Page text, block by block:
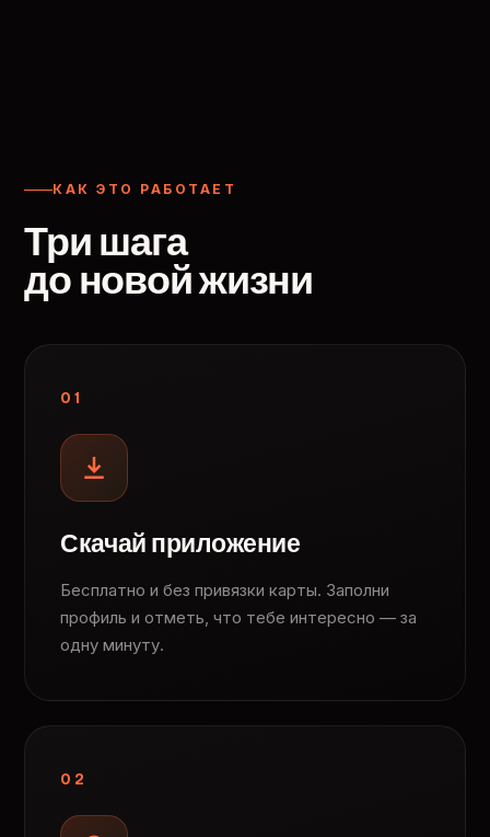
КАК ЭТО РАБОТАЕТ
Три шага
до новой жизни
01
Скачай приложение
Бесплатно и без привязки карты. Заполни
профиль и отметь, что тебе интересно — за
одну минуту.
02